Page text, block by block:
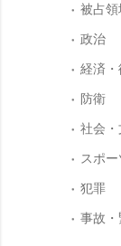
被占領
政治
経済・
防衛
社会・
スポー
犯罪
事故